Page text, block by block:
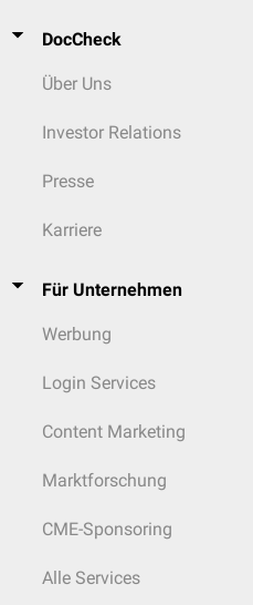
DocCheck
Über Uns
Investor Relations
Presse
Karriere
Für Unternehmen
Werbung
Login Services
Content Marketing
Marktforschung
CME-Sponsoring
Alle Services